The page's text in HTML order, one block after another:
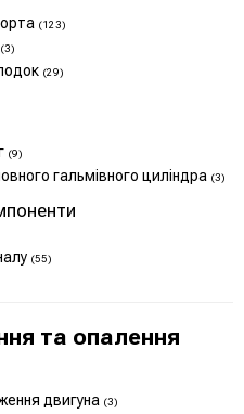
(123)
(3)
(29)
(9)
гальмівного циліндра (3)
(55)
та опалення
двигуна (3)